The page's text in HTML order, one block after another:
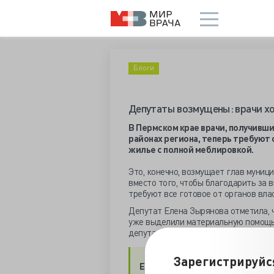
Блоги
Депутаты возмущены: врачи
В Пермском крае врачи,
районах региона, теперь
жилье с полной меблировкой.
Это, конечно, возмущает глав
вместо того, чтобы благодарить
требуют все готовое от органов
Депутат Елена Зырянова отметила,
уже выделили материальную
депутата, Минздрав что-то не так
Елена Зырянова